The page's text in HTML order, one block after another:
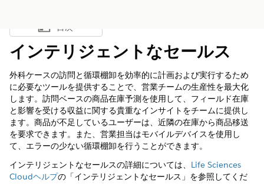
目次を表示
目次
インテリジェントなセールス
外科ケースの訪問と循環棚卸を効率的に計画および実行するため
に必要なツールを提供することで、営業チームの生産性を最大化
します。訪問ベースの商品在庫予測を使用して、フィールド在庫
と影響を受ける収益に関する貴重なインサイトをチームに提供し
ます。商品が不足しているユーザーは、近隣の在庫から商品移送
を要求できます。また、営業担当はモバイルデバイスを使用し
て、エラーの少ない循環棚卸を行うことができます。
インテリジェントなセールスの詳細については、 Life Sciences
Cloudヘルプの「インテリジェントなセールス」を参照してくだ